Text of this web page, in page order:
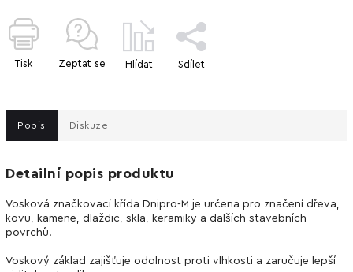
Tisk Zeptat se Hlídat Sdílet
Popis Diskuze
Detailní popis produktu
Vosková značkovací křída Dnipro-M je určena pro značení dřeva,
kovu, kamene, dlaždic, skla, keramiky a dalších stavebních
povrchů.
Voskový základ zajišťuje odolnost proti vlhkosti a zaručuje lepší